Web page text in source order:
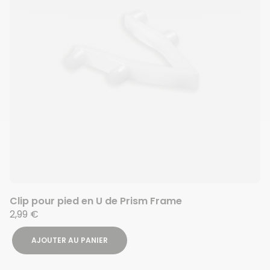
Clip pour pied en U de Prism Frame
2,99 €
AJOUTER AU PANIER